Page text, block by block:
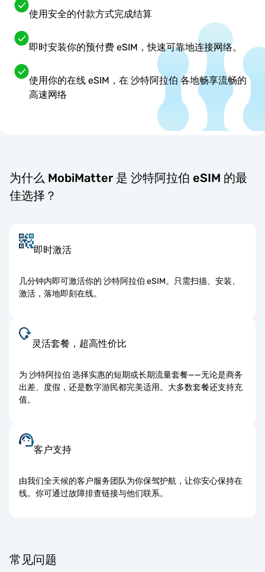
使用安全的付款方式完成结算
即时安装你的预付费 eSIM，快速可靠地连接网络。
使用你的在线 eSIM，在 沙特阿拉伯 各地畅享流畅的
高速网络
为什么 MobiMatter 是 沙特阿拉伯 eSIM 的最
佳选择？
即时激活
几分钟内即可激活你的 沙特阿拉伯 eSIM。只需扫描、安装、
激活，落地即刻在线。
灵活套餐，超高性价比
为 沙特阿拉伯 选择实惠的短期或长期流量套餐——无论是商务
出差、度假，还是数字游民都完美适用。大多数套餐还支持充
值。
客户支持
由我们全天候的客户服务团队为你保驾护航，让你安心保持在
线。你可通过故障排查链接与他们联系。
常见问题